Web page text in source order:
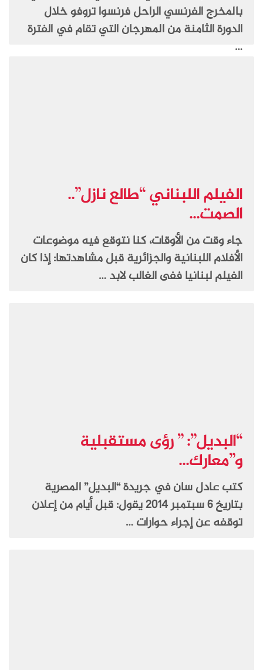
بالمخرج الفرنسي الراحل فرنسوا تروفو خلال
الدورة الثامنة من المهرجان التي تقام في الفترة
…
الفيلم اللبناني “طالع نازل”..
الصمت...
جاء وقت من الأوقات، كنا نتوقع فيه موضوعات
الأفلام اللبنانية والجزائرية قبل مشاهدتها: إذا كان
الفيلم لبنانيا ففى الغالب لابد …
“البديل”: ” رؤى مستقبلية
و”معارك...
كتب عادل سان في جريدة “البديل” المصرية
بتاريخ 6 سبتمبر 2014 يقول: قبل أيام من إعلان
توقفه عن إجراء حوارات …